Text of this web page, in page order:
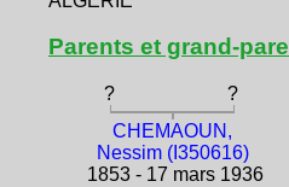
Parents et grand-
? ?
CHEMAOUN,
Nessim (I350616)
1853 - 17 mars 1936